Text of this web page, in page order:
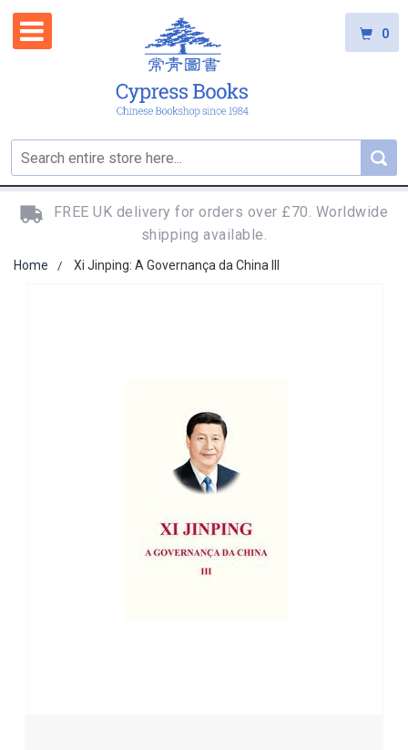
0
FREE UK delivery for orders over £70. Worldwide
shipping available.
Home Xi Jinping: A Governança da China III